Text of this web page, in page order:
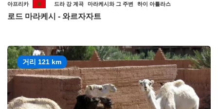
아프리카 드라 강 계곡 마라케시와 그 주변 하이 아틀라스
로드 마라케시 - 와르자자트
거리 121 km